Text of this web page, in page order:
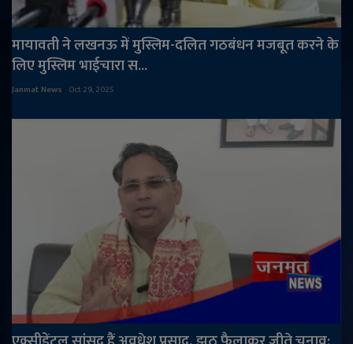
मायावती ने लखनऊ में मुस्लिम-दलित गठबंधन मजबूत करने के
लिए मुस्लिम भाईचारा स...
Janmat News Oct 29, 2025